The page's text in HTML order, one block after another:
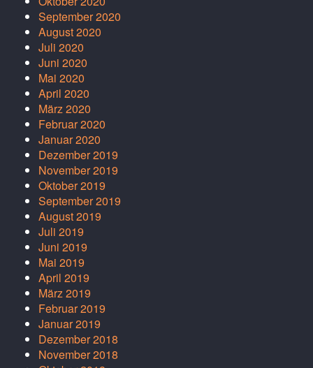
September 2020
August 2020
Juli 2020
Juni 2020
Mai 2020
April 2020
März 2020
Februar 2020
Januar 2020
Dezember 2019
November 2019
Oktober 2019
September 2019
August 2019
Juli 2019
Juni 2019
Mai 2019
April 2019
März 2019
Februar 2019
Januar 2019
Dezember 2018
November 2018